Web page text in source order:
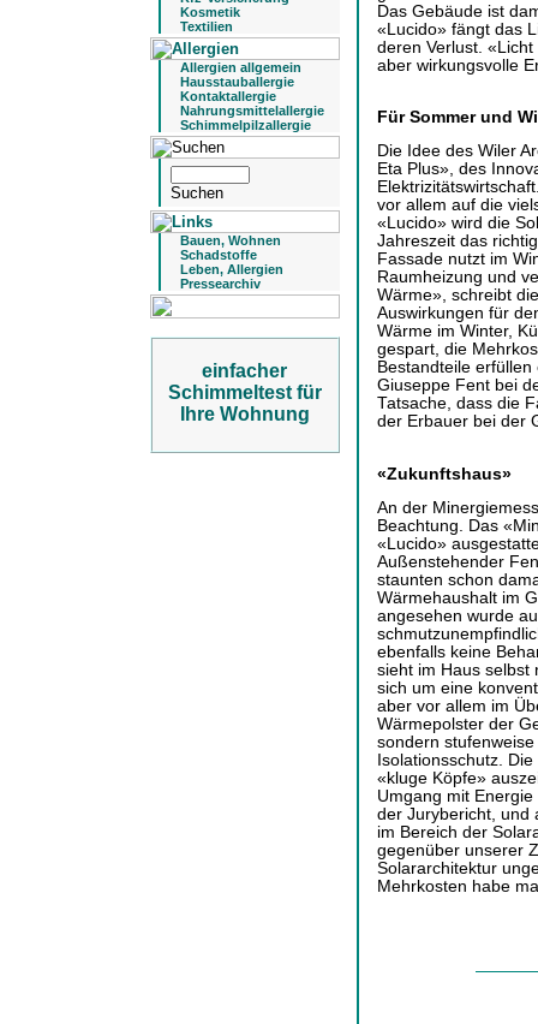
Kosmetik
Textilien
Allergien allgemein
Hausstauballergie
Kontaktallergie
Nahrungsmittelallergie
Schimmelpilzallergie
Bauen, Wohnen
Schadstoffe
Leben, Allergien
Pressearchiv
einfacher
Schimmeltest für
Ihre Wohnung
Das Gebäude ist
«Lucido» fängt das
deren Verlust.
aber wirkungsvolle
Für Sommer und
Die Idee des Wiler
Eta Plus», des
vor allem auf die
«Lucido» wird die
Jahreszeit das
Fassade nutzt im
Raumheizung und
Wärme», schreibt
Auswirkungen für
Wärme im Winter,
gespart, die
Bestandteile
Giuseppe Fent bei
Tatsache, dass die
der Erbauer bei der
«Zukunftshaus»
An der
Beachtung. Das
«Lucido»
Außenstehender
staunten schon
Wärmehaushalt im
angesehen wurde
ebenfalls keine
sieht im Haus selbst
sich um eine
aber vor allem im
Wärmepolster der
sondern
Isolationsschutz.
«kluge Köpfe»
Umgang mit
der Jurybericht, und
im Bereich der
gegenüber unserer
Solararchitektur
Mehrkosten habe